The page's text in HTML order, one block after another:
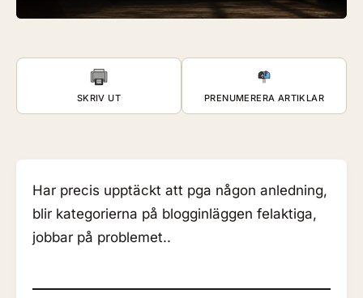
SKRIV UT PRENUMERERA ARTIKLAR
Har precis upptäckt att pga någon anledning,
blir kategorierna på blogginläggen felaktiga,
jobbar på problemet..